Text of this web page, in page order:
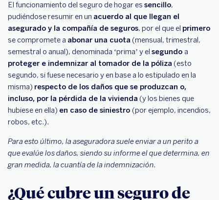
El funcionamiento del seguro de hogar es sencillo,
pudiéndose resumir en un acuerdo al que llegan el
asegurado y la compañía de seguros, por el que el primero
se compromete a abonar una cuota (mensual, trimestral,
semestral o anual), denominada ‘prima’ y el segundo a
proteger e indemnizar al tomador de la póliza (esto
segundo, si fuese necesario y en base a lo estipulado en la
misma) respecto de los daños que se produzcan o,
incluso, por la pérdida de la vivienda (y los bienes que
hubiese en ella) en caso de siniestro (por ejemplo, incendios,
robos, etc.).
Para esto último, la aseguradora suele enviar a un perito a
que evalúe los daños, siendo su informe el que determina, en
gran medida, la cuantía de la indemnización.
¿Qué cubre un seguro de